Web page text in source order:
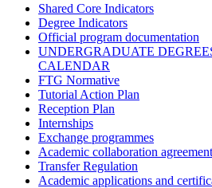
Shared Core Indicators
Degree Indicators
Official program documentation
UNDERGRADUATE
CALENDAR
FTG Normative
Tutorial Action Plan
Reception Plan
Internships
Exchange programmes
Academic collaboration
Transfer Regulation
Academic applications and